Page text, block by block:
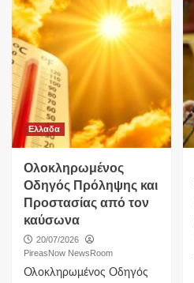
Ελλαδα
Ολοκληρωμένος
Οδηγός Πρόληψης και
Προστασίας από τον
καύσωνα
20/07/2026
PireasNow NewsRoom
Ολοκληρωμένος Οδηγός